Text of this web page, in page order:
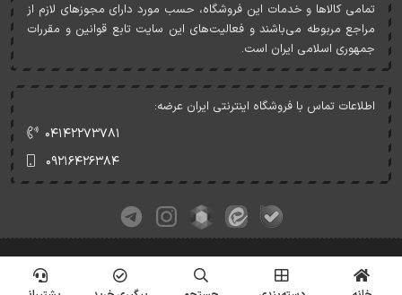
تمامی کالاها و خدمات اين فروشگاه، حسب مورد دارای مجوزهای لازم از
مراجع مربوطه می‌باشند و فعاليت‌های اين سايت تابع قوانين و مقررات
جمهوری اسلامی ايران است.
اطلاعات تماس با فروشگاه اینترنتی ایران عرضه:
۰۴۱۴۲۲۷۳۷۸۱
۰۹۲۱۶۴۲۶۳۸۴
کلیه حقوق این وبسایت متعلق به ایران عرضه می‌باشد.
© Copyrights - IranArze.ir - 1405